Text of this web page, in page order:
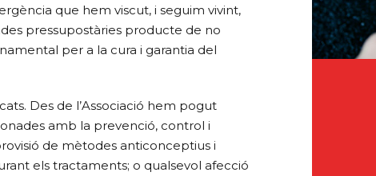
que hem viscut, i seguim vivint,
pressupostàries producte de no
per a la cura i garantia del
Des de l’Associació hem pogut
amb la prevenció, control i
de mètodes anticonceptius i
els tractaments; o qualsevol afecció